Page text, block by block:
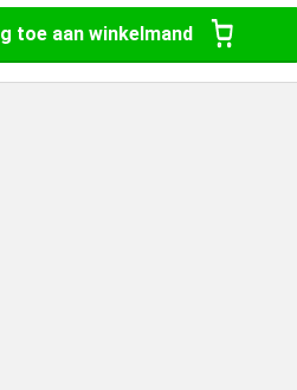
toe aan winkelmand